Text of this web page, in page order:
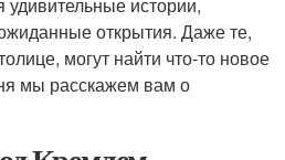
открытия. Даже те,
могут найти что-то новое
мы расскажем вам о